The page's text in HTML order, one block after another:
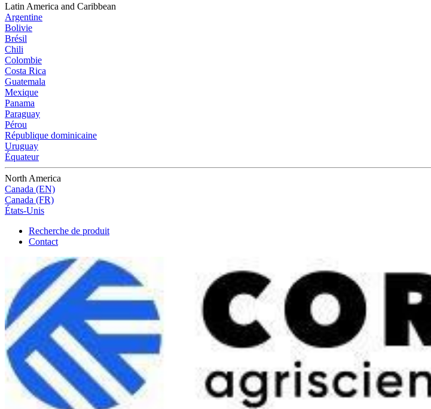
Latin America and Caribbean
Argentine
Bolivie
Brésil
Chili
Colombie
Costa Rica
Guatemala
Mexique
Panama
Paraguay
Pérou
République dominicaine
Uruguay
Équateur
North America
Canada (EN)
Canada (FR)
États-Unis
Recherche de produit
Contact